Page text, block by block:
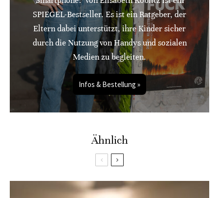
SPIEGEL-Bestseller. Es ist ein Ratgeber, der
Eltern dabei unterstützt, ihre Kinder sicher
durch die Nutzung von Handys und sozialen
Medien zu begleiten.
Infos & Bestellung »
Ähnlich